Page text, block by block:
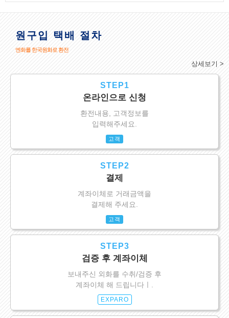
원구입 택배 절차
엔화를 한국원화로 환전
상세보기 >
STEP1
온라인으로 신청
환전내용, 고객정보를
입력해주세요.
고객
STEP2
결제
계좌이체로 거래금액을
결제해 주세요.
고객
STEP3
검증 후 계좌이체
보내주신 외화를 수취/검증 후
계좌이체 해 드립니다ㅣ.
EXPARO